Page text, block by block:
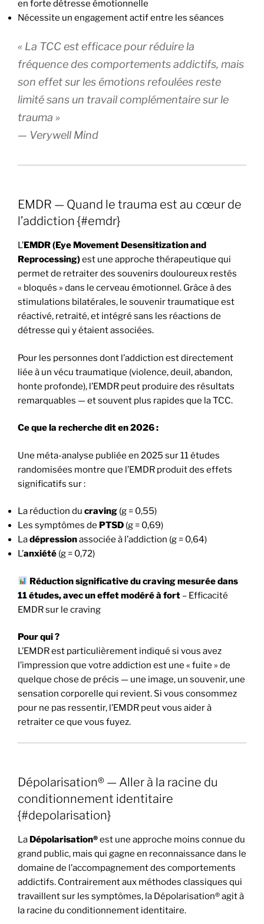
en forte détresse émotionnelle
Nécessite un engagement actif entre les séances
« La TCC est efficace pour réduire la
fréquence des comportements addictifs, mais
son effet sur les émotions refoulées reste
limité sans un travail complémentaire sur le
trauma »
— Verywell Mind
EMDR — Quand le trauma est au cœur de
l’addiction {#emdr}
L’EMDR (Eye Movement Desensitization and
Reprocessing)est une approche thérapeutique qui
permet de retraiter des souvenirs douloureux restés
« bloqués » dans le cerveau émotionnel. Grâce à des
stimulations bilatérales, le souvenir traumatique est
réactivé, retraité, et intégré sans les réactions de
détresse qui y étaient associées.
Pour les personnes dont l’addiction est directement
liée à un vécu traumatique (violence, deuil, abandon,
honte profonde), l’EMDR peut produire des résultats
remarquables — et souvent plus rapides que la TCC.
Ce que la recherche dit en 2026 :
Une méta-analyse publiée en 2025 sur 11 études
randomisées montre que l’EMDR produit des effets
significatifs sur :
La réduction du craving (g = 0,55)
Les symptômes de PTSD (g = 0,69)
Ladépressionassociée à l’addiction (g = 0,64)
L’anxiété (g = 0,72)
Réduction significative du craving mesurée dans
11 études, avec un effet modéré à fort – Efficacité
EMDR sur le craving
Pour qui ?
L’EMDR est particulièrement indiqué si vous avez
l’impression que votre addiction est une « fuite » de
quelque chose de précis — une image, un souvenir, une
sensation corporelle qui revient. Si vous consommez
pour ne pas ressentir, l’EMDR peut vous aider à
retraiter ce que vous fuyez.
Dépolarisation® — Aller à la racine du
conditionnement identitaire
{#depolarisation}
La Dépolarisation®est une approche moins connue du
grand public, mais qui gagne en reconnaissance dans le
domaine de l’accompagnement des comportements
addictifs. Contrairement aux méthodes classiques qui
travaillent sur les symptômes, la Dépolarisation® agit à
la racine du conditionnement identitaire.